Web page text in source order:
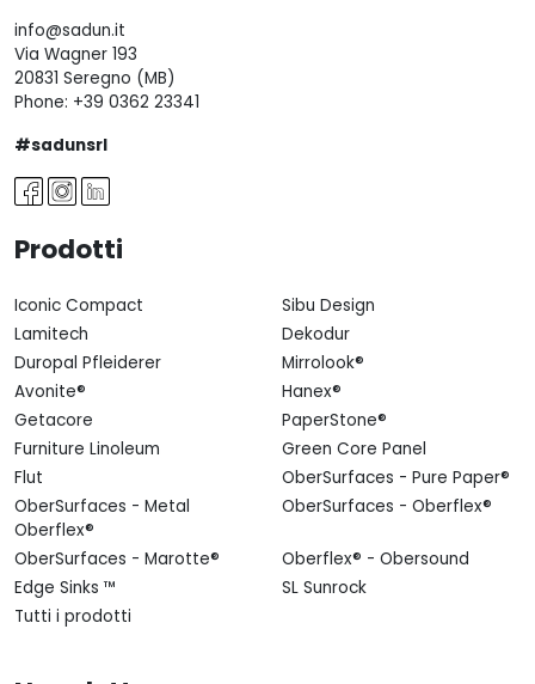
info@sadun.it
Via Wagner 193
20831 Seregno (MB)
Phone: +39 0362 23341
#sadunsrl
Prodotti
Iconic Compact
Sibu Design
Lamitech
Dekodur
Duropal Pfleiderer
Mirrolook®
Avonite®
Hanex®
Getacore
PaperStone®
Furniture Linoleum
Green Core Panel
Flut
OberSurfaces - Pure Paper®
OberSurfaces - Metal
Oberflex®
OberSurfaces - Oberflex®
OberSurfaces - Marotte®
Oberflex® - Obersound
Edge Sinks ™
SL Sunrock
Tutti i prodotti